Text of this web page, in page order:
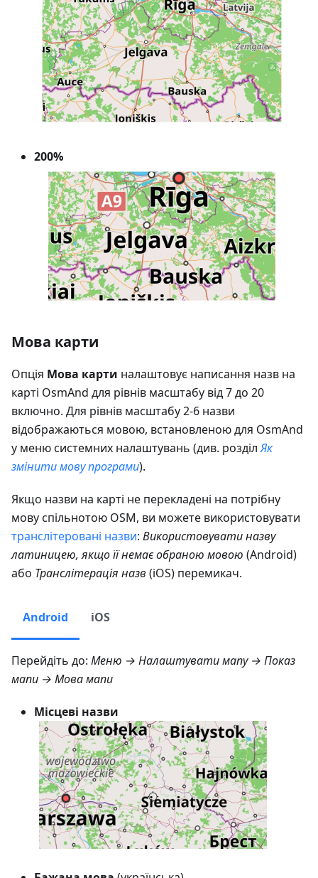
200%
Мова карти
Опція Мова карти налаштовує написання назв на
карті OsmAnd для рівнів масштабу від 7 до 20
включно. Для рівнів масштабу 2-6 назви
відображаються мовою, встановленою для OsmAnd
у меню системних налаштувань (див. розділЯк
змінити мову програми).
Якщо назви на карті не перекладені на потрібну
мову спільнотою OSM, ви можете використовувати
транслітеровані назви: Використовувати назву
латиницею, якщо її немає обраною мовою (Android)
або Транслітерація назв(iOS) перемикач.
Android iOS
Перейдіть до: Меню → Налаштувати мапу → Показ
мапи → Мова мапи
Місцеві назви